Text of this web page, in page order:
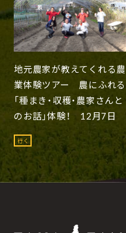
地元農家が教えてくれる農
業体験ツアー 農にふれる
「種まき・収穫・農家さんと
のお話」体験！ 12月7日
行く